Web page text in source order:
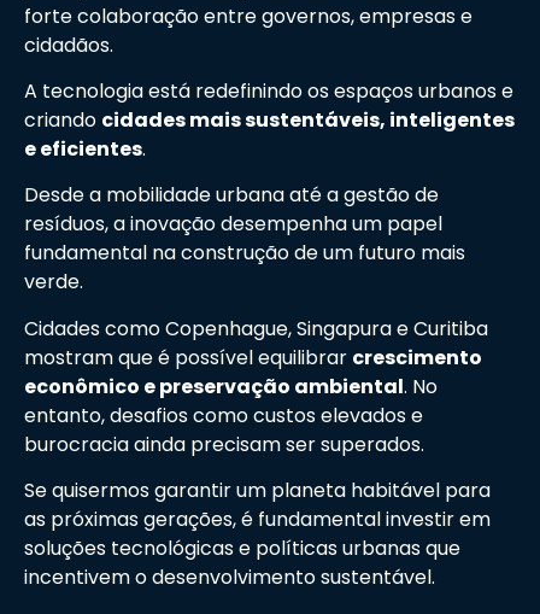
forte colaboração entre governos, empresas e
cidadãos.
A tecnologia está redefinindo os espaços urbanos e
criando cidades mais sustentáveis, inteligentes
e eficientes.
Desde a mobilidade urbana até a gestão de
resíduos, a inovação desempenha um papel
fundamental na construção de um futuro mais
verde.
Cidades como Copenhague, Singapura e Curitiba
mostram que é possível equilibrar crescimento
econômico e preservação ambiental. No
entanto, desafios como custos elevados e
burocracia ainda precisam ser superados.
Se quisermos garantir um planeta habitável para
as próximas gerações, é fundamental investir em
soluções tecnológicas e políticas urbanas que
incentivem o desenvolvimento sustentável.